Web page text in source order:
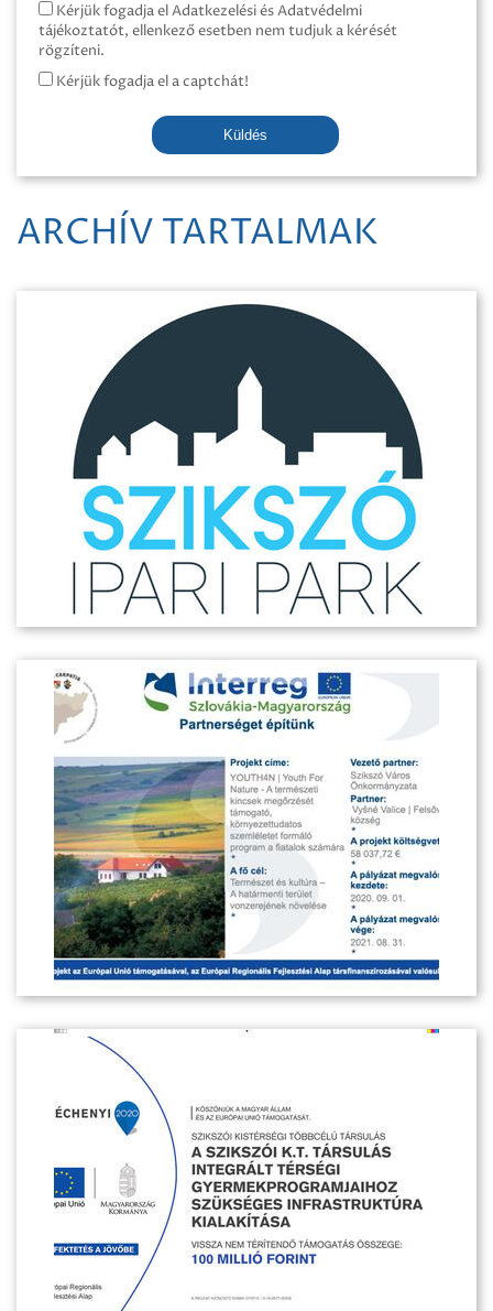
Kérjük fogadja el Adatkezelési és Adatvédelmi
tájékoztatót, ellenkező esetben nem tudjuk a kérését
rögzíteni.
Kérjük fogadja el a captchát!
Küldés
ARCHÍV TARTALMAK